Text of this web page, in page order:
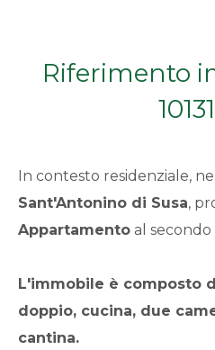
Riferimento
In contesto residenziale,
Sant'Antonino di Susa,
Appartamento al secondo
L'immobile è composto
doppio, cucina, due
cantina.
3
4
5
5+